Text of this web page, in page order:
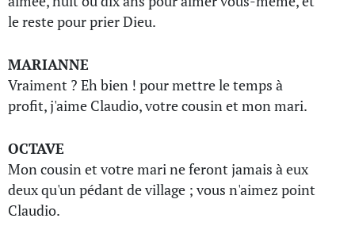
le reste pour prier Dieu.
MARIANNE
Vraiment ? Eh bien ! pour mettre le temps à
profit, j'aime Claudio, votre cousin et mon mari.
OCTAVE
Mon cousin et votre mari ne feront jamais à eux
deux qu'un pédant de village ; vous n'aimez point
Claudio.